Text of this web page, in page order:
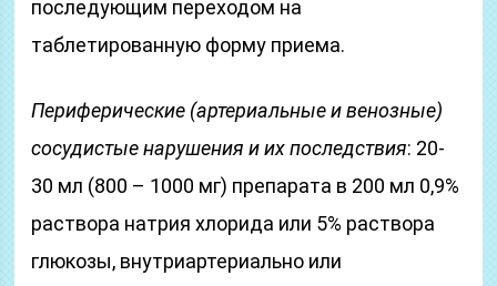
последующим переходом на
таблетированную форму приема.
Периферические (артериальные и венозные)
сосудистые нарушения и их последствия: 20-
30 мл (800 – 1000 мг) препарата в 200 мл 0,9%
раствора натрия хлорида или 5% раствора
глюкозы, внутриартериально или